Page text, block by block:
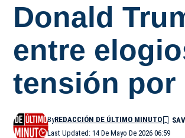
Donald
entre
tensión por
Last Updated: 14 De Mayo De 2026 06:59
ByREDACCIÓN DE ÚLTIMO MINUTO